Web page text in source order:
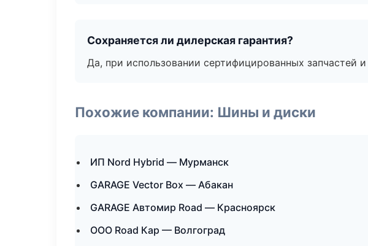
Сохраняется ли дилерская гарантия?
Да, при использовании сертифицированных запчастей
Похожие компании: Шины и диски
ИП Nord Hybrid — Мурманск
GARAGE Vector Box — Абакан
GARAGE Автомир Road — Красноярск
ООО Road Кар — Волгоград